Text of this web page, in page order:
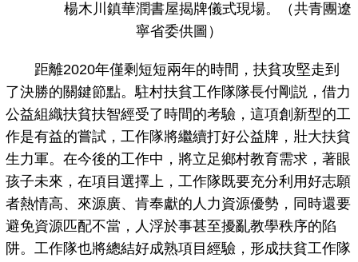
楊木川鎮華潤書屋揭牌儀式現場。（共青團遼
寧省委供圖）
距離2020年僅剩短短兩年的時間，扶貧攻堅走到
了決勝的關鍵節點。駐村扶貧工作隊隊長付剛説，借力
公益組織扶貧扶智經受了時間的考驗，這項創新型的工
作是有益的嘗試，工作隊將繼續打好公益牌，壯大扶貧
生力軍。在今後的工作中，將立足鄉村教育需求，著眼
孩子未來，在項目選擇上，工作隊既要充分利用好志願
者熱情高、來源廣、肯奉獻的人力資源優勢，同時還要
避免資源匹配不當，人浮於事甚至擾亂教學秩序的陷
阱。工作隊也將總結好成熟項目經驗，形成扶貧工作隊